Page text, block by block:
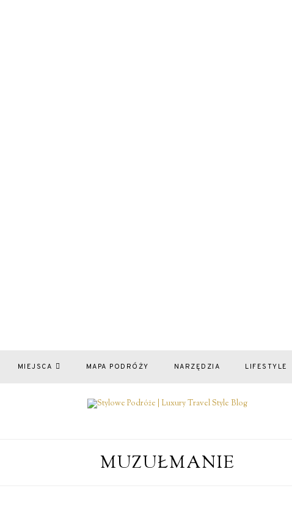
MIEJSCA MAPA PODRÓŻY NARZĘDZIA LIFESTYLE
MUZUŁMANIE